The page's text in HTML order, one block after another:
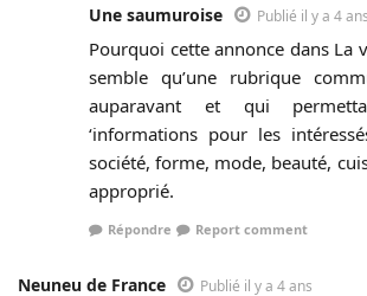
Une saumuroise Publié il y a 4 ans
Pourquoi cette annonce dans La
semble qu’une rubrique
auparavant et qui
‘informations pour les
société, forme, mode, beauté,
approprié.
Répondre Report comment
Neuneu de France Publié il y a 4 ans